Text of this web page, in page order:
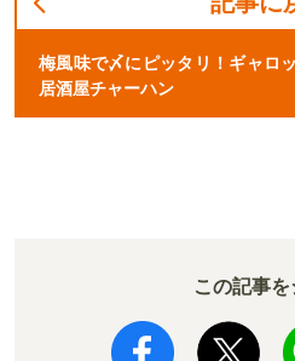
梅風味で〆にピッタリ！ギャロ
居酒屋チャーハン
この記事